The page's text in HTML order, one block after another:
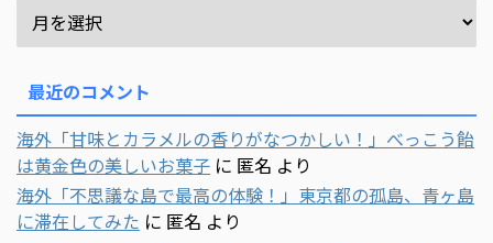
最近のコメント
海外「甘味とカラメルの香りがなつかしい！」べっこう飴
は黄金色の美しいお菓子 に 匿名 より
海外「不思議な島で最高の体験！」東京都の孤島、青ヶ島
に滞在してみた に 匿名 より